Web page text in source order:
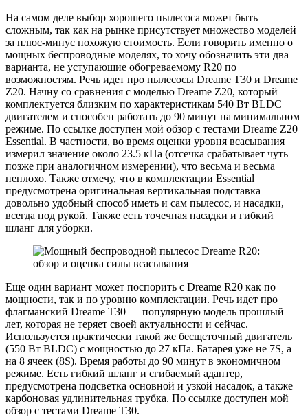
На самом деле выбор хорошего пылесоса может быть
сложным, так как на рынке присутствует множество моделей
за плюс-минус похожую стоимость. Если говорить именно о
мощных беспроводные моделях, то хочу обозначить эти два
варианта, не уступающие обогреваемому R20 по
возможностям. Речь идет про пылесосы Dreame T30 и Dreame
Z20. Начну со сравнения с моделью Dreame Z20, который
комплектуется близким по характеристикам 540 Вт BLDC
двигателем и способен работать до 90 минут на минимальном
режиме. По ссылке доступен мой обзор с тестами Dreame Z20
Essential. В частности, во время оценки уровня всасывания
измерил значение около 23.5 кПа (отсечка срабатывает чуть
позже при аналогичном измерении), что весьма и весьма
неплохо. Также отмечу, что в комплектации Essential
предусмотрена оригинальная вертикальная подставка —
довольно удобный способ иметь и сам пылесос, и насадки,
всегда под рукой. Также есть точечная насадки и гибкий
шланг для уборки.
Еще один вариант может поспорить с Dreame R20 как по
мощности, так и по уровню комплектации. Речь идет про
флагманский Dreame Т30 — популярную модель прошлый
лет, которая не теряет своей актуальности и сейчас.
Используется практически такой же бесщеточный двигатель
(550 Вт BLDC) с мощностью до 27 кПа. Батарея уже не 7S, а
на 8 ячеек (8S). Время работы до 90 минут в экономичном
режиме. Есть гибкий шланг и сгибаемый адаптер,
предусмотрена подсветка основной и узкой насадок, а также
карбоновая удлинительная трубка. По ссылке доступен мой
обзор с тестами Dreame Т30.